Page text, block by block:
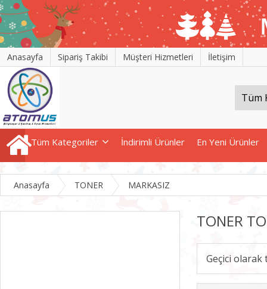
Anasayfa Sipariş Takibi Müşteri Hizmetleri İletişim
Tüm Kategoriler İndirimli Ürünler En Yeni Ürünler
Anasayfa TONER MARKASIZ
TONER
Geçici